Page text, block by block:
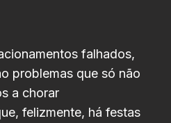
falhados,
problemas que só não
a chorar
felizmente, há festas